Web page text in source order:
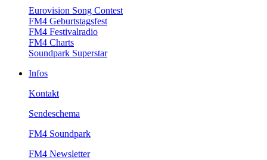
EurovisionSongContest
FM4Geburtstagsfest
FM4Festivalradio
FM4Charts
SoundparkSuperstar
Infos
Kontakt
Sendeschema
FM4Soundpark
FM4Newsletter